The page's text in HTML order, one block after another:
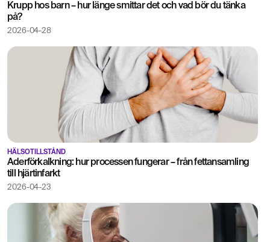
Krupp hos barn – hur länge smittar det och vad bör du tänka
på?
2026-04-28
HÄLSOTILLSTÅND
Åderförkalkning: hur processen fungerar – från fettansamling
till hjärtinfarkt
2026-04-23